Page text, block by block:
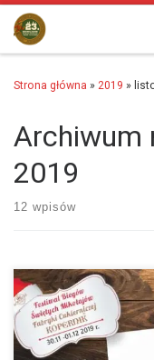
Przejdź do treści
Strona główna » 2019 »
Archiwum
2019
12 wpisów